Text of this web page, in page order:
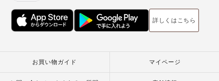
詳しくはこちら
お買い物ガイド マイページ